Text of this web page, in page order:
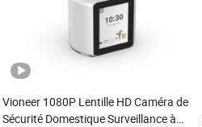
Vioneer 1080P Lentille HD Caméra de
Sécurité Domestique Surveillance à